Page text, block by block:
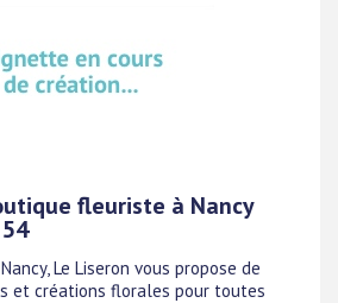
fleuriste à Nancy
Le Liseron vous propose de
et créations florales pour toutes